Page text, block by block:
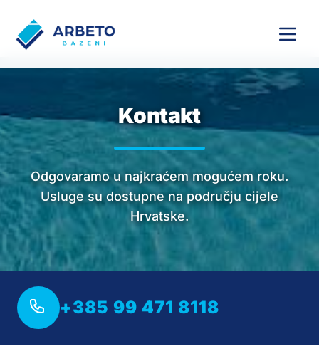
Kontakt
Odgovaramo u najkraćem mogućem roku.
Usluge su dostupne na području cijele
Hrvatske.
+385 99 471 8118